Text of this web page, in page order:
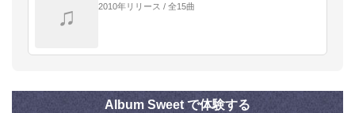
♫ 2010年リリース / 全15曲
Album Sweet で体験する